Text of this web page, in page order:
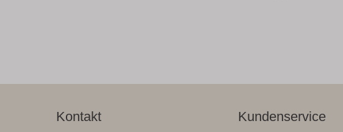
Kontakt Kundenservice